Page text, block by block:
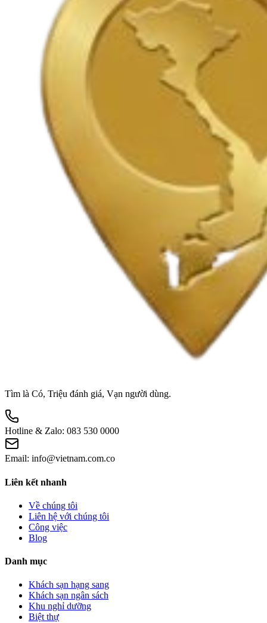
Tìm là Có, Triệu đánh giá, Vạn người dùng.
Hotline & Zalo: 083 530 0000
Email: info@vietnam.com.co
Liên kết nhanh
Về chúng tôi
Liên hệ với chúng tôi
Công việc
Blog
Danh mục
Khách sạn hạng sang
Khách sạn ngân sách
Khu nghỉ dưỡng
Biệt thự